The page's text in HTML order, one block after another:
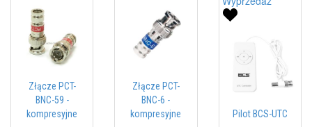
Złącze PCT-
BNC-59 -
kompresyjne
Złącze PCT-
BNC-6 -
kompresyjne
Pilot BCS-UTC